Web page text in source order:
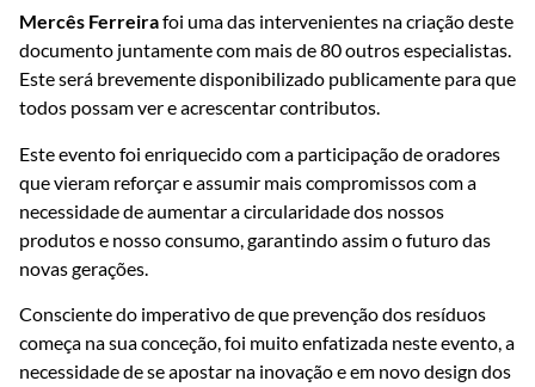
Mercês Ferreirafoi uma das intervenientes na criação deste
documento juntamente com mais de 80 outros especialistas.
Este será brevemente disponibilizado publicamente para que
todos possam ver e acrescentar contributos.
Este evento foi enriquecido com a participação de oradores
que vieram reforçar e assumir mais compromissos com a
necessidade de aumentar a circularidade dos nossos
produtos e nosso consumo, garantindo assim o futuro das
novas gerações.
Consciente do imperativo de que prevenção dos resíduos
começa na sua conceção, foi muito enfatizada neste evento, a
necessidade de se apostar na inovação e em novo design dos